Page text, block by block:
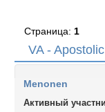
VA -
Страница: 1
Menonen
Активный